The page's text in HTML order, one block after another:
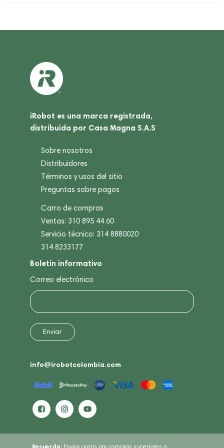
iRobot es una marca registrada,
distribuida por Casa Magna S.A.S
Sobre nosotros
Distribuidores
Términos y usos del sitio
Preguntas sobre pagos
Carro de compras
Ventas: 310 895 44 60
Servicio técnico: 314 8880020
314 8233177
Boletín informativo
Correo electrónico
info@irobotcolombia.com
Recuerda: Envios gratis por compras superiores a